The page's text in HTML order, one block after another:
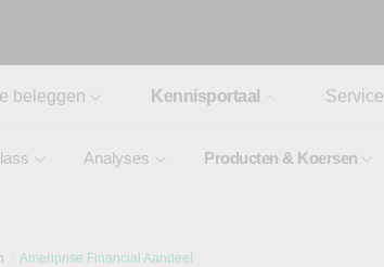
beleggen Kennisportaal
Analyses Producten & Koersen
Service
Ameriprise Financial Aandeel